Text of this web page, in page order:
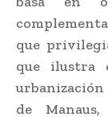
que
que ilustra
de